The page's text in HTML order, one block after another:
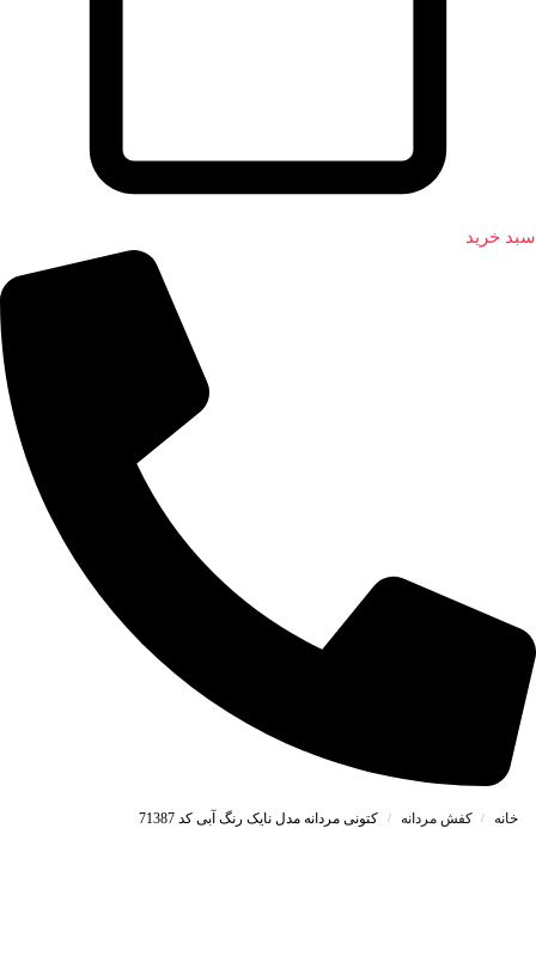
سبد خرید
خانه / کفش مردانه / کتونی مردانه مدل نایک رنگ آبی کد 71387